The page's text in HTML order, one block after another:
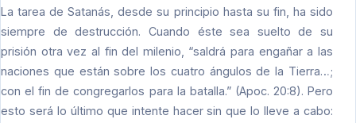
La tarea de Satanás, desde su principio hasta su fin, ha sido
siempre de destrucción. Cuando éste sea suelto de su
prisión otra vez al fin del milenio, “saldrá para engañar a las
naciones que están sobre los cuatro ángulos de la Tierra…;
con el fin de congregarlos para la batalla.” (Apoc. 20:8). Pero
esto será lo último que intente hacer sin que lo lleve a cabo: